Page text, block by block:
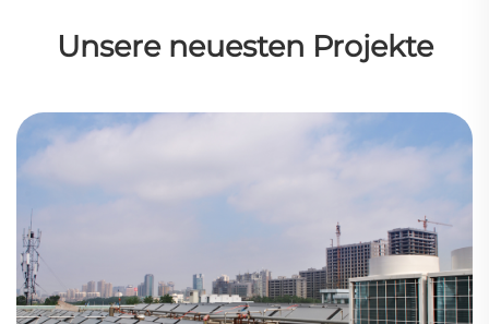
Unsere neuesten Projekte